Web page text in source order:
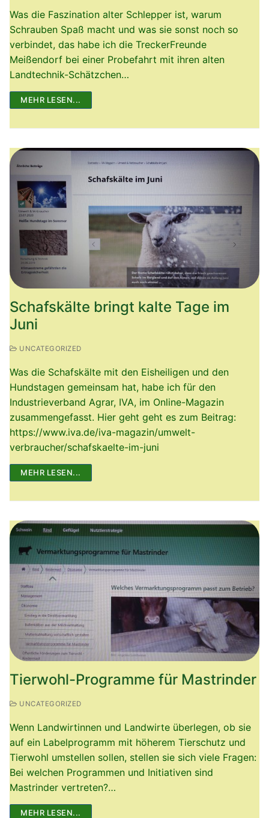
Was die Faszination alter Schlepper ist, warum
Schrauben Spaß macht und was sie sonst noch so
verbindet, das habe ich die TreckerFreunde
Meißendorf bei einer Probefahrt mit ihren alten
Landtechnik-Schätzchen…
MEHR LESEN...
Schafskälte bringt kalte Tage im
Juni
UNCATEGORIZED
Was die Schafskälte mit den Eisheiligen und den
Hundstagen gemeinsam hat, habe ich für den
Industrieverband Agrar, IVA, im Online-Magazin
zusammengefasst. Hier geht geht es zum Beitrag:
https://www.iva.de/iva-magazin/umwelt-
verbraucher/schafskaelte-im-juni
MEHR LESEN...
Tierwohl-Programme für Mastrinder
UNCATEGORIZED
Wenn Landwirtinnen und Landwirte überlegen, ob sie
auf ein Labelprogramm mit höherem Tierschutz und
Tierwohl umstellen sollen, stellen sie sich viele Fragen:
Bei welchen Programmen und Initiativen sind
Mastrinder vertreten?…
MEHR LESEN...